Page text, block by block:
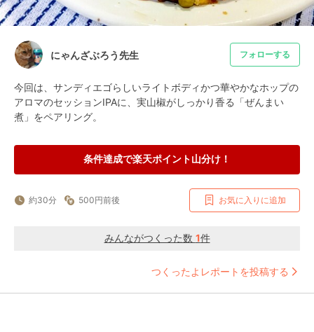
にゃんざぶろう先生 フォローする
今回は、サンディエゴらしいライトボディかつ華やかなホップの
アロマのセッションIPAに、実山椒がしっかり香る「ぜんまい
煮」をペアリング。
条件達成で楽天ポイント山分け！
約30分 500円前後 お気に入りに追加
みんながつくった数 1件
つくったよレポートを投稿する